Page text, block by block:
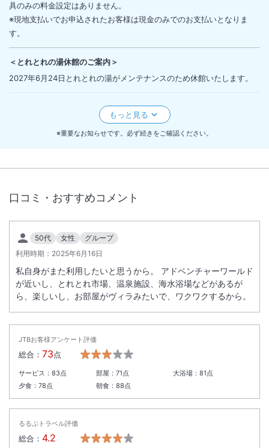
具のみの料金設定はありません。
※現地支払いでお申込されたお客様は現金のみでのお支払いとなりま
す。
＜ とれとれの湯休館のご案内＞
2027年6月24日とれとれの湯がメンテナンスのため休館いたします。
とれとれの湯休館のご案内＞
2027年2月17日・18日の2日間とれとれの湯がメンテナンスのため休館
※重要なお知らせです。必ず続きをご確認ください。
口コミ・おすすめコメント
50代 女性
グループ
利用時期： 2025年6月16日
私自身がまた利用したいと思うから。 アドベンチャーワールド
が近いし、とれとれ市場、温泉施設、海水浴場などがあるが
ら、楽しいし、お部屋がヴィラみたいで、ワクワクするから。
JTBお客様アンケート評価
総合： 73点
サービス： 83点 部屋： 71点 大浴場：81点
夕食： 78点 朝食： 88点
るるぶトラベル評価
総合： 4.2